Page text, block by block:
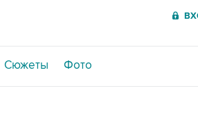
Сюжеты Фото